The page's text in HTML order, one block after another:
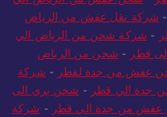
- شركة نقل عفش من الرياض
- شركة شحن من الرياض الي
قطر - شحن من الرياض
عفش من جدة لقطر - شركة
جدة الي قطر - شحن بري الى
عفش من جدة الي قطر - شركة